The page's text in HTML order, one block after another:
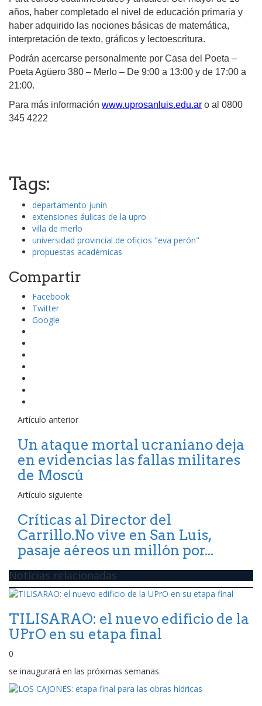
años, haber completado el nivel de educación primaria y
haber adquirido las nociones básicas de matemática,
interpretación de texto, gráficos y lectoescritura.
Podrán acercarse personalmente por Casa del Poeta –
Poeta Agüero 380 – Merlo – De 9:00 a 13:00 y de 17:00 a
21:00.
Para más información www.uprosanluis.edu.ar o al 0800
345 4222
Tags:
departamento junín
extensiones áulicas de la upro
villa de merlo
universidad provincial de oficios "eva perón"
propuestas académicas
Compartir
Facebook
Twitter
Google
Artículo anterior
Un ataque mortal ucraniano deja
en evidencias las fallas militares
de Moscú
Artículo siguiente
Críticas al Director del
Carrillo.No vive en San Luis,
pasaje aéreos un millón por...
Noticias relacionadas
TILISARAO: el nuevo edificio de la
UPrO en su etapa final
0
se inaugurará en las próximas semanas.